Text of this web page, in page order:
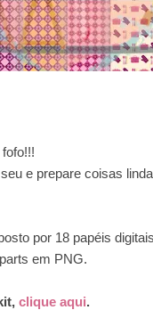
e prepare coisas
por 18 papéis
em PNG.
clique aqui.